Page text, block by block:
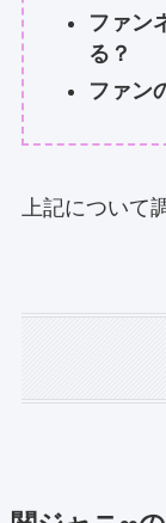
ファン
る？
ファン
上記について